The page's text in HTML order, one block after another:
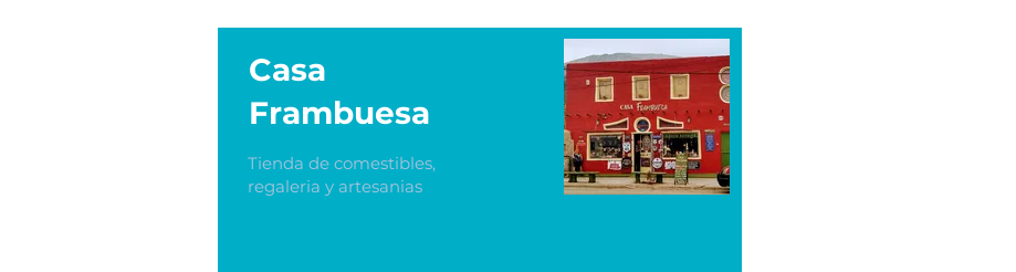
Casa
Frambuesa
Tienda de comestibles,
regaleria y artesanias